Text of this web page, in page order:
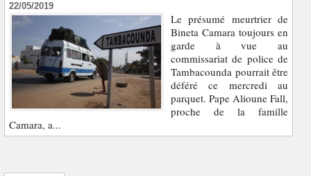
22/05/2019
Le présumé meurtrier de
Bineta Camara toujours en
garde à vue au
commissariat de police de
Tambacounda pourrait être
déféré ce mercredi au
parquet. Pape Alioune Fall,
proche de la famille
Camara, a...